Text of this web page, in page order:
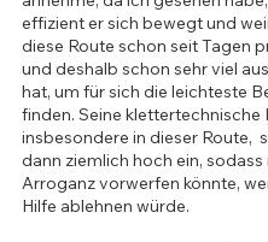
effizient er sich bewegt und
diese Route schon seit Tagen
und deshalb schon sehr viel
hat, um für sich die leichteste
finden. Seine klettertechnische
insbesondere in dieser Route,
dann ziemlich hoch ein,
Arroganz vorwerfen könnte,
Hilfe ablehnen würde.